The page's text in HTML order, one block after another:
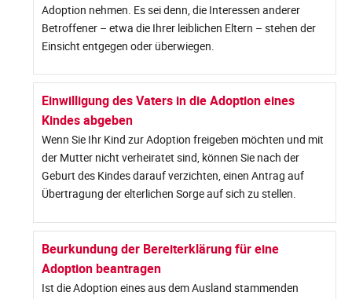
Adoption nehmen. Es sei denn, die Interessen anderer
Betroffener – etwa die Ihrer leiblichen Eltern – stehen der
Einsicht entgegen oder überwiegen.
Einwilligung des Vaters in die Adoption eines
Kindes abgeben
Wenn Sie Ihr Kind zur Adoption freigeben möchten und mit
der Mutter nicht verheiratet sind, können Sie nach der
Geburt des Kindes darauf verzichten, einen Antrag auf
Übertragung der elterlichen Sorge auf sich zu stellen.
Beurkundung der Bereiterklärung für eine
Adoption beantragen
Ist die Adoption eines aus dem Ausland stammenden